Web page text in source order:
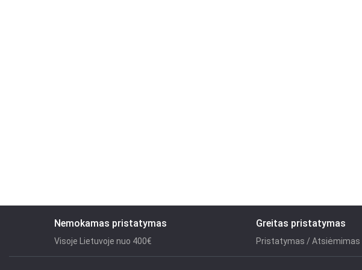
Nemokamas pristatymas
Visoje Lietuvoje nuo 400€
Greitas pristatymas
Pristatymas / Atsiėmimas